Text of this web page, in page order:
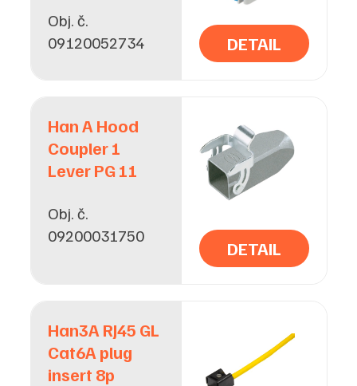
Obj. č.
09120052734
DETAIL
Han A Hood
Coupler 1
Lever PG 11
Obj. č.
09200031750
DETAIL
Han3A RJ45 GL
Cat6A plug
insert 8p